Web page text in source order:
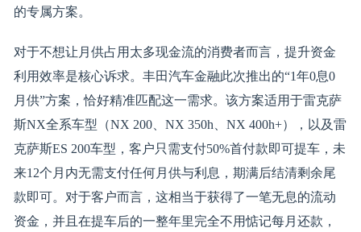
的专属方案。
对于不想让月供占用太多现金流的消费者而言，提升资金
利用效率是核心诉求。丰田汽车金融此次推出的“1年0息0
月供”方案，恰好精准匹配这一需求。该方案适用于雷克萨
斯NX全系车型（NX 200、NX 350h、NX 400h+），以及雷
克萨斯ES 200车型，客户只需支付50%首付款即可提车，未
来12个月内无需支付任何月供与利息，期满后结清剩余尾
款即可。对于客户而言，这相当于获得了一笔无息的流动
资金，并且在提车后的一整年里完全不用惦记每月还款，